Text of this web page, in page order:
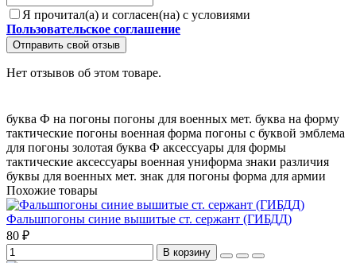
Я прочитал(а) и согласен(на) с условиями
Пользовательское соглашение
Отправить свой отзыв
Нет отзывов об этом товаре.
буква Ф на погоны погоны для военных мет. буква на форму
тактические погоны военная форма погоны с буквой эмблема
для погоны золотая буква Ф аксессуары для формы
тактические аксессуары военная униформа знаки различия
буквы для военных мет. знак для погоны форма для армии
Похожие товары
Фальшпогоны синие вышитые ст. сержант (ГИБДД)
80 ₽
В корзину